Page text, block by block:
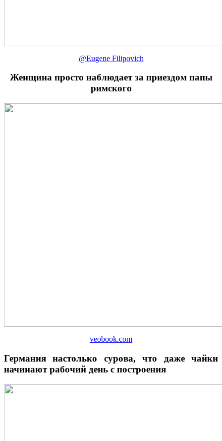
@Eugene Filipovich
Женщина просто наблюдает за приездом папы
римского
veobook.com
Германия настолько сурова, что даже чайки
начинают рабочий день с построения